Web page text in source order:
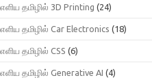
எளிய தமிழில் 3D Printing (24)
எளிய தமிழில் Car Electronics (18)
எளிய தமிழில் CSS (6)
எளிய தமிழில் Generative AI (4)